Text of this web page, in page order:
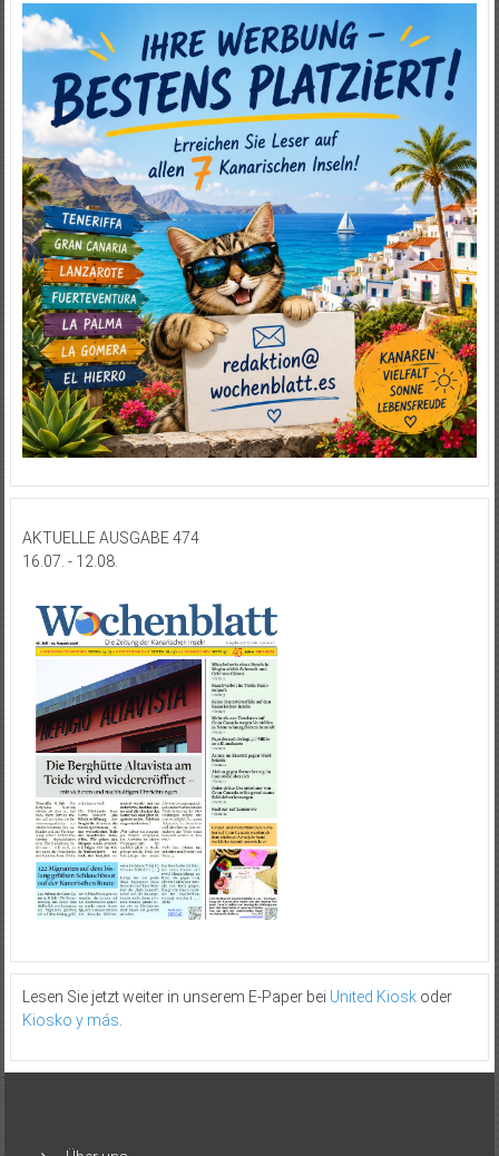
AKTUELLE AUSGABE 474
16.07. - 12.08.
Lesen Sie jetzt weiter in unserem E-Paper bei United Kioskoder
Kiosko y más